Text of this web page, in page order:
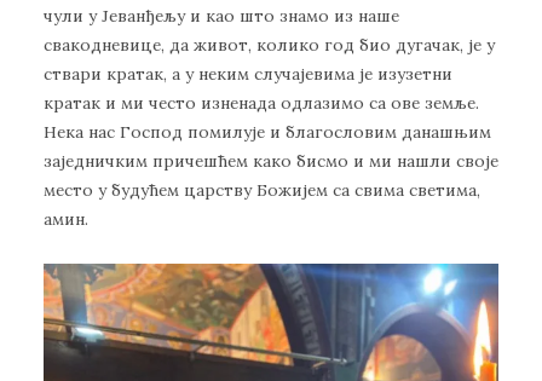
чули у Јеванђељу и као што знамо из наше
свакодневице, да живот, колико год био дугачак, је у
ствари кратaк, а у неким случајевима је изузетни
кратак и ми често изненада одлазимо са ове земље.
Нека нас Господ помилује и благословим данашњим
заједничким причешћем како бисмо и ми нашли своје
место у будућем царству Божијем са свима светима,
амин.